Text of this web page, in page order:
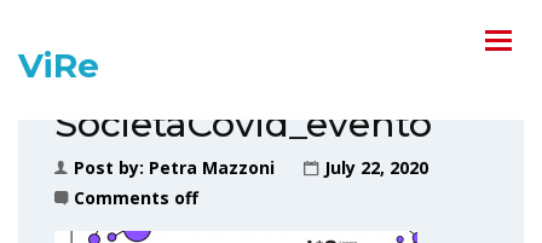
ViRe
SocietaCovid_evento
Post by: Petra Mazzoni
July 22, 2020
Comments off